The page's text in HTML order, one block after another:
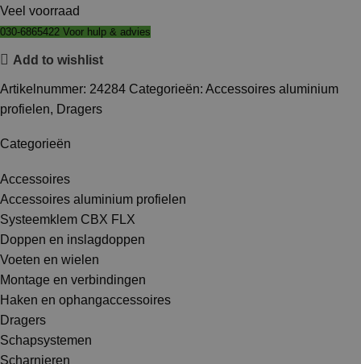
Categorieën
Accessoires
Accessoires aluminium profielen
Systeemklem CBX FLX
Doppen en inslagdoppen
Voeten en wielen
Montage en verbindingen
Haken en ophangaccessoires
Dragers
Schapsystemen
Scharnieren
Veel voorraad
030-6865422 Voor hulp & advies
Add to wishlist
Artikelnummer: 24284 Categorieën: Accessoires aluminium
profielen, Dragers